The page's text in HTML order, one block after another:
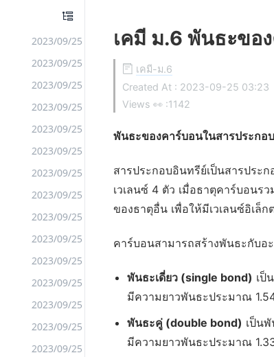
2023/09/25
2023/09/25
2023/09/25
2023/09/25
2023/09/25
2023/09/25
2023/09/25
2023/09/25
2023/09/25
2023/09/25
2023/09/25
2023/09/25
2023/09/25
2023/09/25
2023/09/25
เคมี ม.6 พันธะขอ
เคมี-ม.6
Created At : 2023-09-25 03:23
Views 👀 :1142
พันธะของคาร์บอนในสารประกอ
สารประกอบอินทรีย์เป็นสารประ
เวเลนซ์ 4 ตัว เมื่อธาตุคาร์บอนร
ของธาตุอื่น เพื่อให้มีเวเลนซ์อิเล็
คาร์บอนสามารถสร้างพันธะกับ
พันธะเดี่ยว (single bond) เป็
มีความยาวพันธะประมาณ
พันธะคู่ (double bond) เป็น
มีความยาวพันธะประมาณ